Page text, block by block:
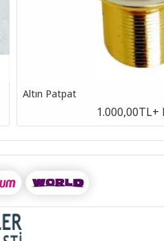
Altın Patpat
1.000,00TL+